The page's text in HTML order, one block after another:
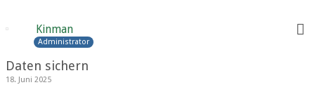
Kinman
Administrator
Daten sichern
18. Juni 2025